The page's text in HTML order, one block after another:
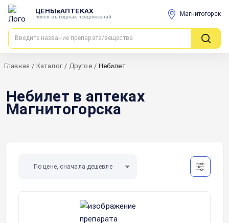
ЦЕНЫвАПТЕКАХ
поиск выгодных предложений Магнитогорск
Главная / Каталог / Другое / Небилет
Небилет в аптеках
Магнитогорска
По цене, сначала дешевле